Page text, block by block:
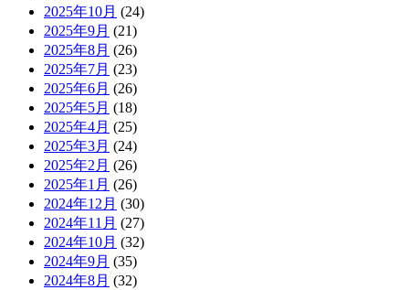
2025年10月 (24)
2025年9月 (21)
2025年8月 (26)
2025年7月 (23)
2025年6月 (26)
2025年5月 (18)
2025年4月 (25)
2025年3月 (24)
2025年2月 (26)
2025年1月 (26)
2024年12月 (30)
2024年11月 (27)
2024年10月 (32)
2024年9月 (35)
2024年8月 (32)